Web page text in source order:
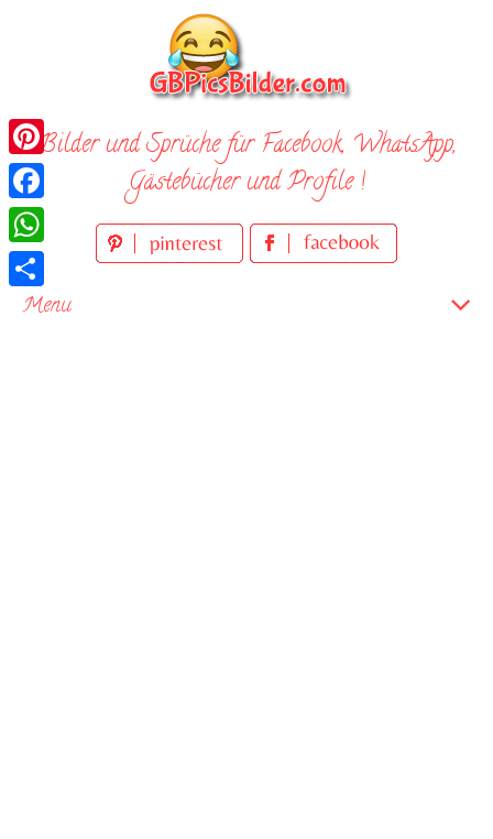
Bilder und Sprüche für Facebook, WhatsApp,
Gästebücher und Profile !
Menu
Pinterest
Facebook
WhatsApp
Teilen